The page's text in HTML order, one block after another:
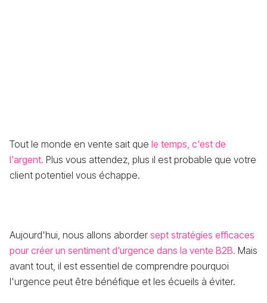
Tout le monde en vente sait que le temps, c'est de
l'argent. Plus vous attendez, plus il est probable que votre
client potentiel vous échappe.
Aujourd'hui, nous allons aborder sept stratégies efficaces
pour créer un sentiment d'urgence dans la vente B2B. Mais
avant tout, il est essentiel de comprendre pourquoi
l'urgence peut être bénéfique et les écueils à éviter.